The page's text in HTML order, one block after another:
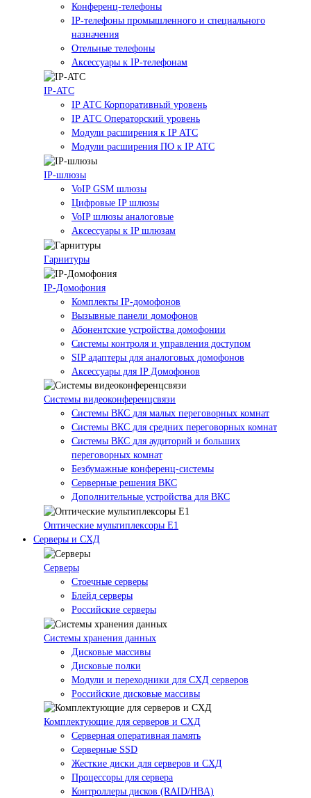
Конференц-телефоны
IP-телефоны промышленного и специального
назначения
Отельные телефоны
Аксессуары к IP-телефонам
IP-ATC
IP АТС Корпоративный уровень
IP АТС Операторский уровень
Модули расширения к IP АТС
Модули расширения ПО к IP АТС
IP-шлюзы
VoIP GSM шлюзы
Цифровые IP шлюзы
VoIP шлюзы аналоговые
Аксессуары к IP шлюзам
Гарнитуры
IP-Домофония
Комплекты IP-домофонов
Вызывные панели домофонов
Абонентские устройства домофонии
Системы контроля и управления доступом
SIP адаптеры для аналоговых домофонов
Аксессуары для IP Домофонов
Системы видеоконференцсвязи
Системы ВКС для малых переговорных комнат
Системы ВКС для средних переговорных комнат
Системы ВКС для аудиторий и больших
переговорных комнат
Безбумажные конференц-системы
Серверные решения ВКС
Дополнительные устройства для ВКС
Оптические мультиплексоры Е1
Серверы и СХД
Серверы
Стоечные серверы
Блейд серверы
Российские серверы
Системы хранения данных
Дисковые массивы
Дисковые полки
Модули и переходники для СХД серверов
Российские дисковые массивы
Комплектующие для серверов и СХД
Серверная оперативная память
Серверные SSD
Жесткие диски для серверов и СХД
Процессоры для сервера
Контроллеры дисков (RAID/HBA)